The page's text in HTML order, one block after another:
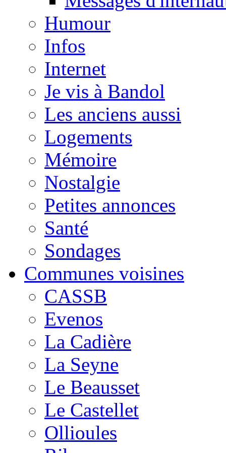
Humour
Infos
Internet
Je vis à Bandol
Les anciens aussi
Logements
Mémoire
Nostalgie
Petites annonces
Santé
Sondages
Communes voisines
CASSB
Evenos
La Cadière
La Seyne
Le Beausset
Le Castellet
Ollioules